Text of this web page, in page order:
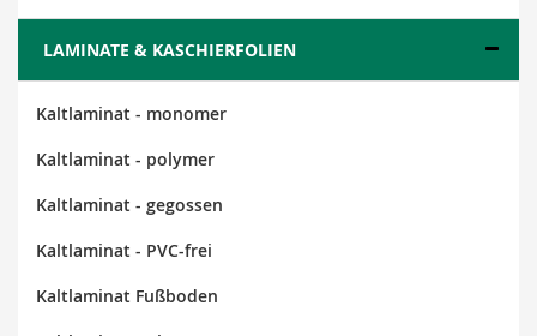
LAMINATE & KASCHIERFOLIEN
Kaltlaminat - monomer
Kaltlaminat - polymer
Kaltlaminat - gegossen
Kaltlaminat - PVC-frei
Kaltlaminat Fußboden